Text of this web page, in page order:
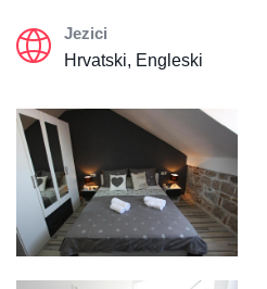
Jezici
Hrvatski, Engleski